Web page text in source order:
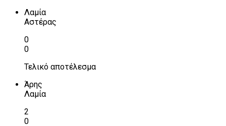
Λαμία
Αστέρας
0
0
Τελικό αποτέλεσμα
Άρης
Λαμία
2
0